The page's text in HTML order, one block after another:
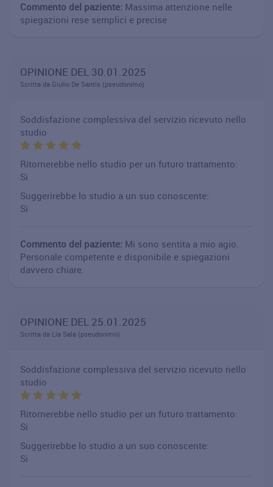
Commento del paziente: Massima attenzione nelle
spiegazioni rese semplici e precise
OPINIONE DEL 30.01.2025
Scritta da Giulio De Santis (pseudonimo)
Soddisfazione complessiva del servizio ricevuto nello
studio
Ritornerebbe nello studio per un futuro trattamento:
Si
Suggerirebbe lo studio a un suo conoscente:
Si
Commento del paziente: Mi sono sentita a mio agio.
Personale competente e disponibile e spiegazioni
davvero chiare.
OPINIONE DEL 25.01.2025
Scritta da Lia Sala (pseudonimo)
Soddisfazione complessiva del servizio ricevuto nello
studio
Ritornerebbe nello studio per un futuro trattamento:
Si
Suggerirebbe lo studio a un suo conoscente:
Si